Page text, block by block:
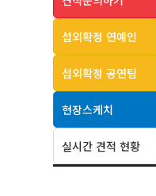
섭외확정 연예인
섭외확정 공연팀
현장스케치
실시간 견적 현황